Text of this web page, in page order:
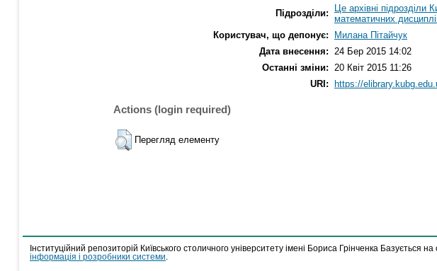
Підрозділи:
Це архівні підрозділи
математичних
Користувач, що депонує:
Милана Пітайчук
Дата внесення:
24 Бер 2015 14:02
Останні зміни:
20 Квіт 2015 11:26
URI:
https://
Actions (login required)
Перегляд елементу
Інституційний репозиторій Київського столичного університету імені Бориса Грінченка Базується на
інформація і розробники системи